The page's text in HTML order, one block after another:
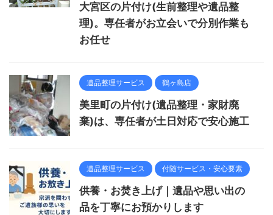
大宮区の片付け(生前整理や遺品整
理)。専任者がお立会いで分別作業も
お任せ
遺品整理サービス 鶴ヶ島店
美里町の片付け(遺品整理・家財廃
棄)は、専任者が土日対応で安心施工
遺品整理サービス 付随サービス・安心要素
供養・お焚き上げ｜遺品や思い出の
品を丁寧にお預かりします